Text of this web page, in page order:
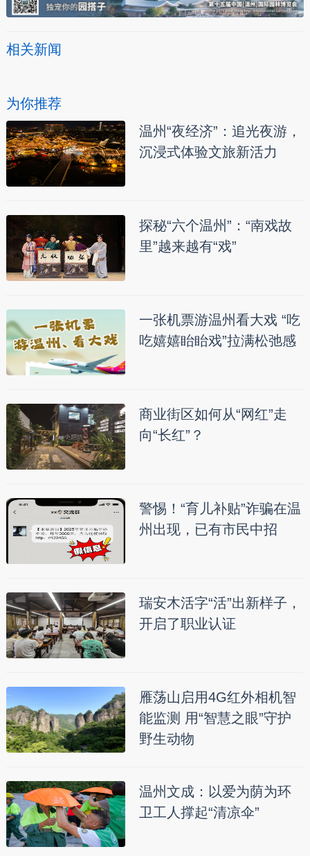
相关新闻
为你推荐
温州“夜经济”：追光夜游，
沉浸式体验文旅新活力
探秘“六个温州”：“南戏故
里”越来越有“戏”
一张机票游温州看大戏 “吃
吃嬉嬉眙眙戏”拉满松弛感
商业街区如何从“网红”走
向“长红”？
警惕！“育儿补贴”诈骗在温
州出现，已有市民中招
瑞安木活字“活”出新样子，
开启了职业认证
雁荡山启用4G红外相机智
能监测 用“智慧之眼”守护
野生动物
温州文成：以爱为荫为环
卫工人撑起“清凉伞”